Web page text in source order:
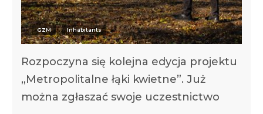
GZM Inhabitants
Rozpoczyna się kolejna edycja projektu
„Metropolitalne łąki kwietne”. Już
można zgłaszać swoje uczestnictwo